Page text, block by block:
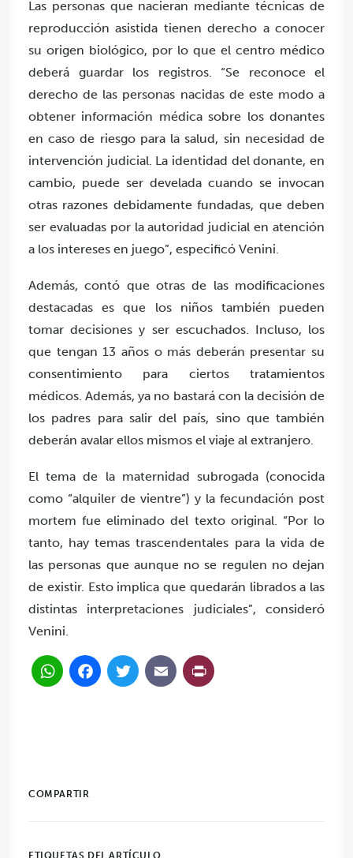
Las personas que nacieran mediante técnicas de
reproducción asistida tienen derecho a conocer
su origen biológico, por lo que el centro médico
deberá guardar los registros. “Se reconoce el
derecho de las personas nacidas de este modo a
obtener información médica sobre los donantes
en caso de riesgo para la salud, sin necesidad de
intervención judicial. La identidad del donante, en
cambio, puede ser develada cuando se invocan
otras razones debidamente fundadas, que deben
ser evaluadas por la autoridad judicial en atención
a los intereses en juego”, especificó Venini.
Además, contó que otras de las modificaciones
destacadas es que los niños también pueden
tomar decisiones y ser escuchados. Incluso, los
que tengan 13 años o más deberán presentar su
consentimiento para ciertos tratamientos
médicos. Además, ya no bastará con la decisión de
los padres para salir del país, sino que también
deberán avalar ellos mismos el viaje al extranjero.
El tema de la maternidad subrogada (conocida
como “alquiler de vientre”) y la fecundación post
mortem fue eliminado del texto original. “Por lo
tanto, hay temas trascendentales para la vida de
las personas que aunque no se regulen no dejan
de existir. Esto implica que quedarán librados a las
distintas interpretaciones judiciales”, consideró
Venini.
WhatsApp
Facebook
Twitter
Email
COMPARTIR
ETIQUETAS DEL ARTÍCULO